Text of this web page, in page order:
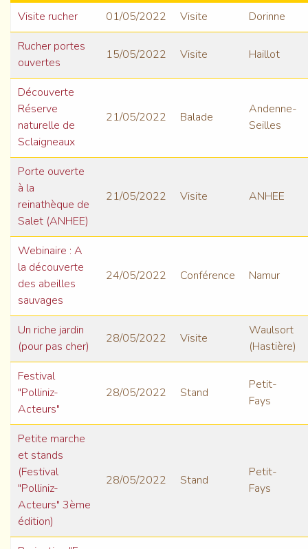
Visite rucher 01/05/2022 Visite
Dorinne
Rucher portes
ouvertes
15/05/2022 Visite Haillot
Découverte
Réserve
naturelle de
Sclaigneaux
21/05/2022 Balade
Andenne-
Seilles
Porte ouverte
à la
reinathèque de
Salet (ANHEE)
21/05/2022 Visite ANHEE
Webinaire : A
la découverte
des abeilles
sauvages
24/05/2022 Conférence Namur
Un riche jardin
(pour pas cher)
28/05/2022 Visite
Waulsort
(Hastière)
Festival
"Polliniz-
Acteurs"
28/05/2022 Stand
Petit-
Fays
Petite marche
et stands
(Festival
"Polliniz-
Acteurs" 3ème
édition)
28/05/2022 Stand
Petit-
Fays